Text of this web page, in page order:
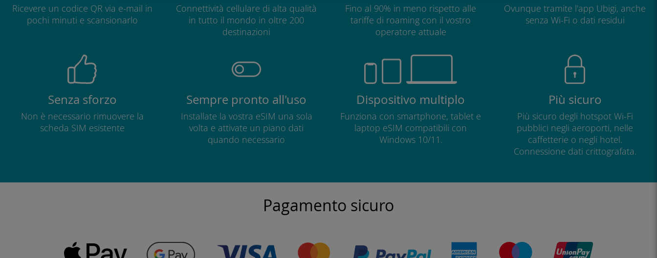
Ricevere un codice QR via e-mail in
pochi minuti e scansionarlo
Connettività cellulare di alta qualità
in tutto il mondo in oltre 200
destinazioni
Fino al 90% in meno rispetto alle
tariffe di roaming con il vostro
operatore attuale
Ovunque tramite l'app Ubigi, anche
senza Wi-Fi o dati residui
Senza sforzo
Non è necessario rimuovere la
scheda SIM esistente
Sempre pronto all'uso
Installate la vostra eSIM una sola
volta e attivate un piano dati
quando necessario
Dispositivo multiplo
Funziona con smartphone, tablet e
laptop eSIM compatibili con
Windows 10/11.
Più sicuro
Più sicuro degli hotspot Wi-Fi
pubblici negli aeroporti, nelle
caffetterie o negli hotel.
Connessione dati crittografata.
Pagamento sicuro